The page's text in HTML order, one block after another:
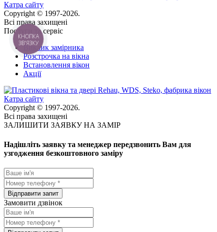
Катра сайту
Copyright © 1997-2026.
Всі права захищені
Послуги та сервіс
Виклик замірника
Розстрочка на вікна
Встановлення вікон
Акції
Катра сайту
Copyright © 1997-2026.
Всі права захищені
ЗАЛИШИТИ ЗАЯВКУ НА ЗАМІР
Надішліть заявку та менеджер передзвонить Вам для
узгодження безкоштовного заміру
Замовити дзвінок
КНОПКА
ЗВ'ЯЗКУ